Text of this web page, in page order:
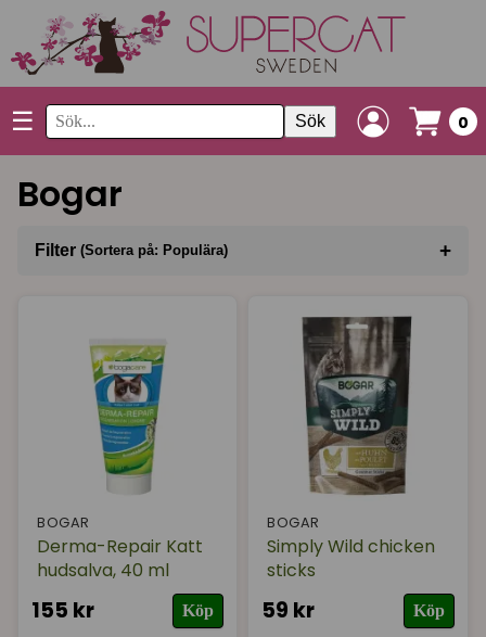
☰ Sök 0
Bogar
Filter (Sortera på: Populära) +
BOGAR
Derma-Repair Katt
hudsalva, 40 ml
155 kr Köp
BOGAR
Simply Wild chicken
sticks
59 kr Köp